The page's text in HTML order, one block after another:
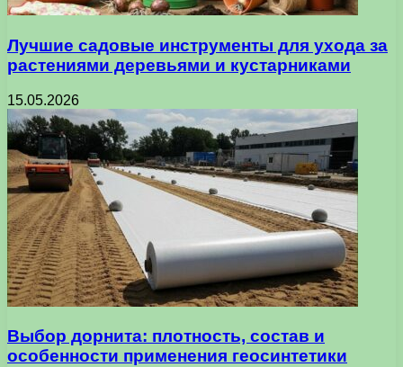
Лучшие садовые инструменты для ухода за
растениями деревьями и кустарниками
15.05.2026
Выбор дорнита: плотность, состав и
особенности применения геосинтетики